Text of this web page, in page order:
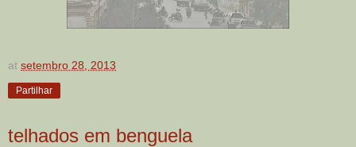
at setembro 28, 2013
Partilhar
telhados em benguela